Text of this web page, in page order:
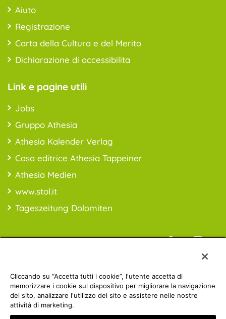
Aiuto
Registrazione
Carta della Cultura e del Merito
Dichiarazione di accessibilita
Link e pagine utili
Jobs
Gruppo Athesia
Athesia Kalender Verlag
Casa editrice Athesia Tappeiner
Athesia Medien
www.stol.it
Tageszeitung Dolomiten
spese di spedizioni escluse
Athesia Gruppe | © 2019 ATHESIA BUCH | MwSt.-Nr.:
Cliccando su “Accetta tutti i cookie”, l'utente accetta di
memorizzare i cookie sul dispositivo per migliorare la navigazione
del sito, analizzare l'utilizzo del sito e assistere nelle nostre
attività di marketing.